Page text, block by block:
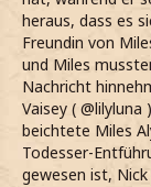
heraus, dass es
Freundin von
und Miles
Nachricht
Vaisey (
beichtete Miles
Todesser-
gewesen ist,